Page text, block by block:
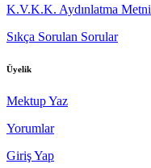
K.V.K.K. Aydınlatma Metni
Sıkça Sorulan Sorular
Üyelik
Mektup Yaz
Yorumlar
Giriş Yap